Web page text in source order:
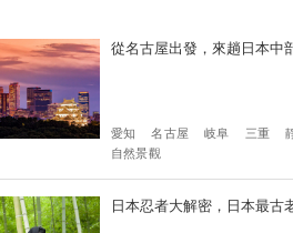
從名古屋出發，來趟日本中
愛知 名古屋 岐阜 三重
自然景觀
日本忍者大解密，日本最古